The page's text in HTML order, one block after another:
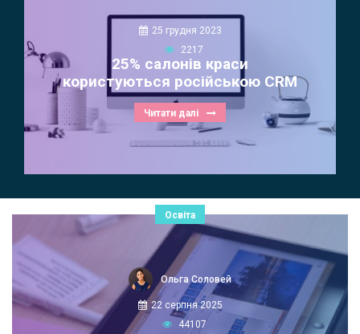
25 грудня 2023
2217
25% салонів краси
користуються російською CRM
Читати далі
Освіта
Ольга Соловей
22 серпня 2025
44107